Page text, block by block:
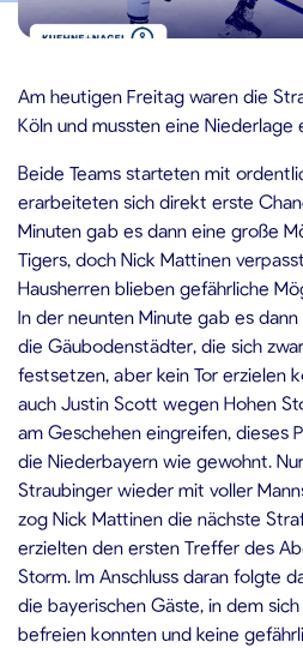
Am heutigen Freitag waren die
Köln und mussten eine Niederlage
Beide Teams starteten mit
erarbeiteten sich direkt erste
Minuten gab es dann eine große
Tigers, doch Nick Mattinen
Hausherren blieben gefährliche
In der neunten Minute gab es
die Gäubodenstädter, die sich
festsetzen, aber kein Tor erzielen
auch Justin Scott wegen Hohen
am Geschehen eingreifen, dieses
die Niederbayern wie gewohnt.
Straubinger wieder mit voller
zog Nick Mattinen die nächste
erzielten den ersten Treffer des
Storm. Im Anschluss daran folgte
die bayerischen Gäste, in dem
befreien konnten und keine